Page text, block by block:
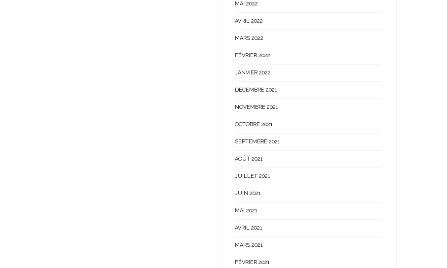
MAI 2022
AVRIL 2022
MARS 2022
FÉVRIER 2022
JANVIER 2022
DÉCEMBRE 2021
NOVEMBRE 2021
OCTOBRE 2021
SEPTEMBRE 2021
AOÛT 2021
JUILLET 2021
JUIN 2021
MAI 2021
AVRIL 2021
MARS 2021
FÉVRIER 2021